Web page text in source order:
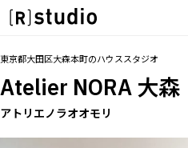
スタジオを探す
雰囲気で探したい
SCENE
部屋ごとに写真で見比べたい
VARIATION
トップ 料金 設備 オプション
東京都大田区大森本町のハウススタジオ
Atelier NORA 大森
アトリエノラオオモリ